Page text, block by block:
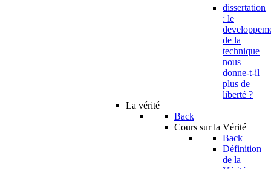
dissertation
: le
de la
technique
nous
donne-t-il
plus de
liberté ?
La vérité
Back
Cours sur la Vérité
Back
Définition
de la